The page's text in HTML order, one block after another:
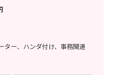
ター、ハンダ付け、事務関連